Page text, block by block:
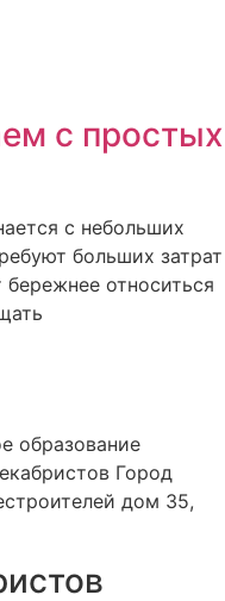
с простых
с небольших
больших затрат
относиться
образование
Город
дом 35,